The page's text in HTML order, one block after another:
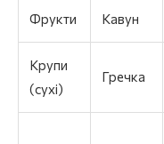
Фрукти Кавун
Крупи
(сухі)
Гречка